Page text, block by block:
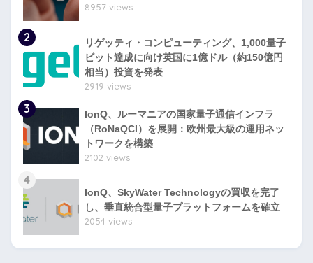
8957 views
2
リゲッティ・コンピューティング、1,000量子
ビット達成に向け英国に1億ドル（約150億円
相当）投資を発表
2919 views
3
IonQ、ルーマニアの国家量子通信インフラ
（RoNaQCI）を展開：欧州最大級の運用ネッ
トワークを構築
2102 views
4
IonQ、SkyWater Technologyの買収を完了
し、垂直統合型量子プラットフォームを確立
2054 views